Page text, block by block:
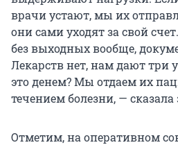
врачи устают, мы их
они сами уходят за свой
без выходных вообще,
Лекарств нет, нам дают три
это денем? Мы отдаем их
течением болезни, —
Отметим, на оперативном